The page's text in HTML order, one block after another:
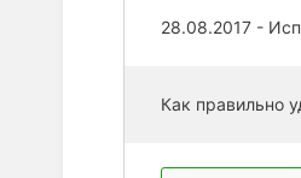
28.08.2017 -
Как правильно